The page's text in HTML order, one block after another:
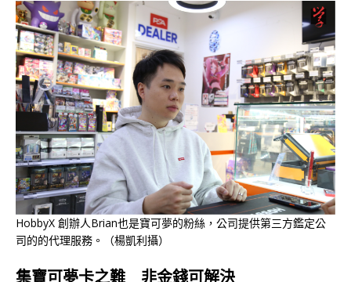
HobbyX 創辦人Brian也是寶可夢的粉絲，公司提供第三方鑑定公
司的的代理服務。（楊凱利攝）
集寶可夢卡之難 非金錢可解決